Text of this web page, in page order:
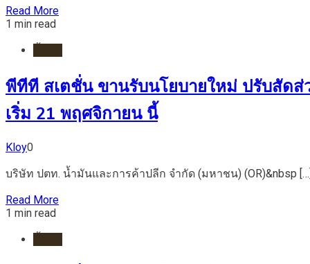
Read More
1 min read
พีทีที สเตชั่น ขานรับนโยบายใหม่ ปรับสัด
เริ่ม 21 พฤศจิกายน นี้
Kloy0
บริษัท ปตท. น้ำมันและการค้าปลีก จำกัด (มหาชน) (OR)&nbsp
Read More
1 min read